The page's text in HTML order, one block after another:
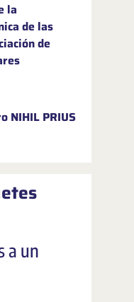
la
de las
de
NIHIL PRIUS
a un